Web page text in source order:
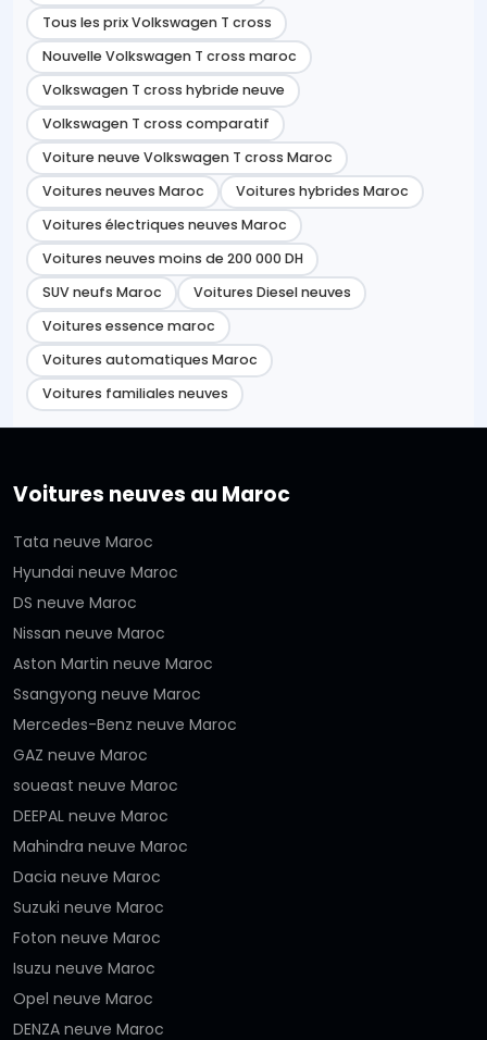
Tous les prix Volkswagen T cross
Nouvelle Volkswagen T cross maroc
Volkswagen T cross hybride neuve
Volkswagen T cross comparatif
Voiture neuve Volkswagen T cross Maroc
Voitures neuves Maroc
Voitures hybrides Maroc
Voitures électriques neuves Maroc
Voitures neuves moins de 200 000 DH
SUV neufs Maroc
Voitures Diesel neuves
Voitures essence maroc
Voitures automatiques Maroc
Voitures familiales neuves
Voitures neuves au Maroc
Tata neuve Maroc
Hyundai neuve Maroc
DS neuve Maroc
Nissan neuve Maroc
Aston Martin neuve Maroc
Ssangyong neuve Maroc
Mercedes-Benz neuve Maroc
GAZ neuve Maroc
soueast neuve Maroc
DEEPAL neuve Maroc
Mahindra neuve Maroc
Dacia neuve Maroc
Suzuki neuve Maroc
Foton neuve Maroc
Isuzu neuve Maroc
Opel neuve Maroc
DENZA neuve Maroc